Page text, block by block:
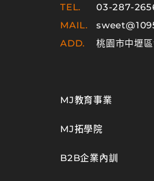
TEL.
03-287-
MAIL.
ADD.
桃園市中壢
MJ教育事業
MJ拓學院
B2B企業內訓